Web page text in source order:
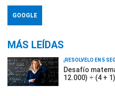
GOOGLE
MÁS LEÍDAS
¡RESOLVELO EN 5
Desafío
12.000) ÷ (4 +